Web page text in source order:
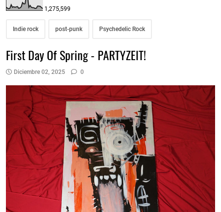
1,275,599
Indie rock post-punk Psychedelic Rock
First Day Of Spring - PARTYZEIT!
Diciembre 02, 2025 0